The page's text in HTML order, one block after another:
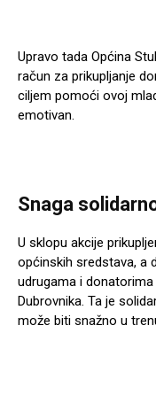
Upravo tada Općina
račun za prikupljanje
ciljem pomoći ovoj
emotivan.
Snaga
U sklopu akcije
općinskih sredstava, a
udrugama i
Dubrovnika. Ta je
može biti snažno u